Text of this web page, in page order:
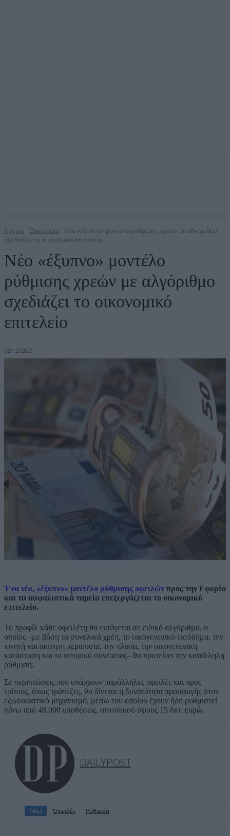
Αρχική Οικονομία
Νέο «έξυπνο» μοντέλο ρύθμισης χρεών με αλγόριθμο
σχεδιάζει το οικονομικό επιτελείο
Νέο «έξυπνο» μοντέλο
ρύθμισης χρεών με αλγόριθμο
σχεδιάζει το οικονομικό
επιτελείο
08/12/2025
Ένα νέο, «έξυπνο» μοντέλο ρύθμισης οφειλών προς την Εφορία
και τα ασφαλιστικά ταμεία επεξεργάζεται το οικονομικό
επιτελείο.
Το προφίλ κάθε οφειλέτη θα εισάγεται σε ειδικό αλγόριθμο, ο
οποίος –με βάση τα συνολικά χρέη, το οικογενειακό εισόδημα, την
κινητή και ακίνητη περιουσία, την ηλικία, την οικογενειακή
κατάσταση και το ιστορικό συνέπειας– θα προτείνει την κατάλληλη
ρύθμιση.
Σε περιπτώσεις που υπάρχουν παράλληλες οφειλές και προς
τρίτους, όπως τράπεζες, θα δίνεται η δυνατότητα προσφυγής στον
εξωδικαστικό μηχανισμό, μέσω του οποίου έχουν ήδη ρυθμιστεί
πάνω από 48.000 υποθέσεις, συνολικού ύψους 15 δισ. ευρώ.
DAILYPOST
TAGS Οφειλές Ρύθμιση